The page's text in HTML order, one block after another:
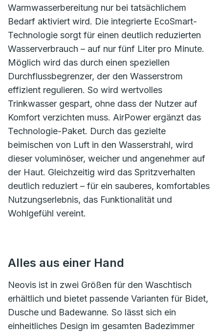
Warmwasserbereitung nur bei tatsächlichem
Bedarf aktiviert wird. Die integrierte EcoSmart-
Technologie sorgt für einen deutlich reduzierten
Wasserverbrauch – auf nur fünf Liter pro Minute.
Möglich wird das durch einen speziellen
Durchflussbegrenzer, der den Wasserstrom
effizient regulieren. So wird wertvolles
Trinkwasser gespart, ohne dass der Nutzer auf
Komfort verzichten muss. AirPower ergänzt das
Technologie-Paket. Durch das gezielte
beimischen von Luft in den Wasserstrahl, wird
dieser voluminöser, weicher und angenehmer auf
der Haut. Gleichzeitig wird das Spritzverhalten
deutlich reduziert – für ein sauberes, komfortables
Nutzungserlebnis, das Funktionalität und
Wohlgefühl vereint.
Alles aus einer Hand
Neovis ist in zwei Größen für den Waschtisch
erhältlich und bietet passende Varianten für Bidet,
Dusche und Badewanne. So lässt sich ein
einheitliches Design im gesamten Badezimmer